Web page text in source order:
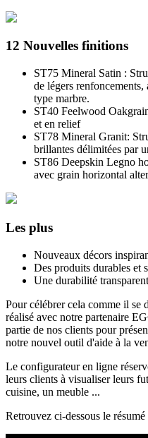
12 Nouvelles finitions
ST75 Mineral Satin :
de légers
type marbre.
ST40 Feelwood
et en relief
ST78 Mineral Granit:
brillantes délimitées par
ST86 Deepskin Legno
avec grain horizontal
Les plus
Nouveaux décors
Des produits durables et
Une durabilité
Pour célébrer cela comme il se
réalisé avec notre partenaire
partie de nos clients pour
notre nouvel outil d'aide à la
Le configurateur en ligne
leurs clients à visualiser leurs
cuisine, un meuble ...
Retrouvez ci-dessous le